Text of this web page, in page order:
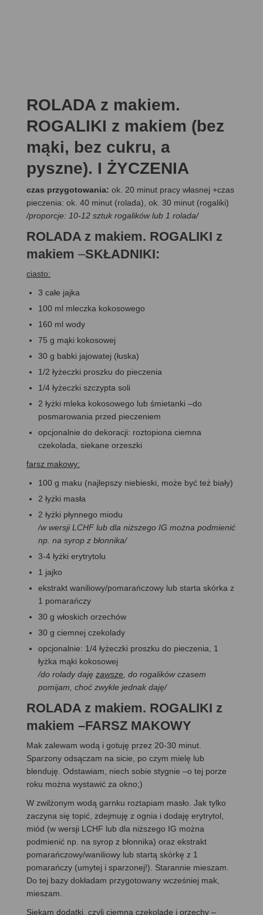
ROLADA z makiem.
ROGALIKI z makiem (bez
mąki, bez cukru, a
pyszne). I ŻYCZENIA
czas przygotowania: ok. 20 minut pracy własnej +czas
pieczenia: ok. 40 minut (rolada), ok. 30 minut (rogaliki)
/proporcje: 10-12 sztuk rogalików lub 1 rolada/
ROLADA z makiem. ROGALIKI z
makiem –SKŁADNIKI:
ciasto:
3 całe jajka
100 ml mleczka kokosowego
160 ml wody
75 g mąki kokosowej
30 g babki jajowatej (łuska)
1/2 łyżeczki proszku do pieczenia
1/4 łyżeczki szczypta soli
2 łyżki mleka kokosowego lub śmietanki –do
posmarowania przed pieczeniem
opcjonalnie do dekoracji: roztopiona ciemna
czekolada, siekane orzeszki
farsz makowy:
100 g maku (najlepszy niebieski, może być też biały)
2 łyżki masła
2 łyżki płynnego miodu
/w wersji LCHF lub dla niższego IG można podmienić
np. na syrop z błonnika/
3-4 łyżki erytrytolu
1 jajko
ekstrakt waniliowy/pomarańczowy lub starta skórka z
1 pomarańczy
30 g włoskich orzechów
30 g ciemnej czekolady
opcjonalnie: 1/4 łyżeczki proszku do pieczenia, 1
łyżka mąki kokosowej
/do rolady daję zawsze , do rogalików czasem
pomijam, choć zwykle jednak daję/
ROLADA z makiem. ROGALIKI z
makiem –FARSZ MAKOWY
Mak zalewam wodą i gotuję przez 20-30 minut.
Sparzony odsączam na sicie, po czym mielę lub
blenduję. Odstawiam, niech sobie stygnie –o tej porze
roku można wystawić za okno;)
W zwilżonym wodą garnku roztapiam masło. Jak tylko
zaczyna się topić, zdejmuję z ognia i dodaję erytrytol,
miód (w wersji LCHF lub dla niższego IG można
podmienić np. na syrop z błonnika) oraz ekstrakt
pomarańczowy/waniliowy lub startą skórkę z 1
pomarańczy (umytej i sparzonej!). Starannie mieszam.
Do tej bazy dokładam przygotowany wcześniej mak,
mieszam.
Siekam dodatki, czyli ciemną czekoladę i orzechy –